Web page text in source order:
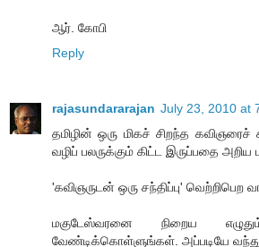
ஆர். கோபி
Reply
rajasundararajan July 23, 2010 at
தமிழின் ஒரு மிகச் சிறந்த கவிஞரைச்
வழிப் பலருக்கும் கிட்ட இருப்பதை அறிய
'கவிஞருடன் ஒரு சந்திப்பு' வெற்றிபெற
மகுடேஸ்வரனை நிறைய
வேண்டிக்கொள்ளுங்கள். அப்படியே